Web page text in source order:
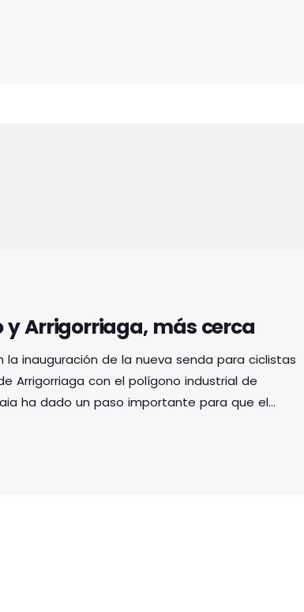
y vecinas que se acerquen hasta la muestra,
y Arrigorriaga, más cerca
la inauguración de la nueva senda para ciclistas
Arrigorriaga con el polígono industrial de
ha dado un paso importante para que el
Dado que la nueva senda pasará